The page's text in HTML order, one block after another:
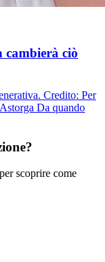
cambierà ciò
Credito: Per
Da quando
scoprire come